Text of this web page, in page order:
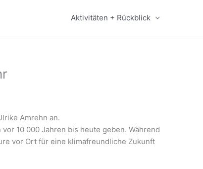
Aktivitäten + Rückblick
Amrehn an.
10 000 Jahren bis heute geben. Während
vor Ort für eine klimafreundliche Zukunft